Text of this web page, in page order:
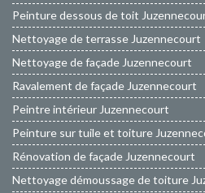
Peinture dessous de toit
Nettoyage de terrasse Juzennecourt
Nettoyage de façade Juzennecourt
Ravalement de façade Juzennecourt
Peintre intérieur Juzennecourt
Peinture sur tuile et toiture
Rénovation de façade Juzennecourt
Nettoyage démoussage de toiture